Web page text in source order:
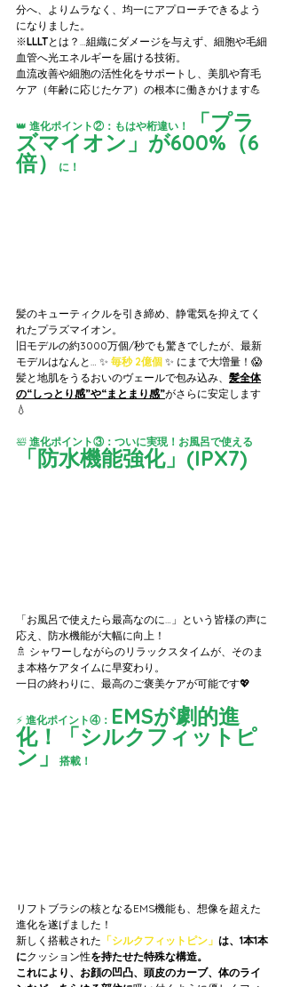
分へ、よりムラなく、均一にアプローチできるよう
になりました。
※LLLTとは？…組織にダメージを与えず、細胞や毛細
血管へ光エネルギーを届ける技術。
血流改善や細胞の活性化をサポートし、美肌や育毛
ケア（年齢に応じたケア）の根本に働きかけます💪
👑 進化ポイント②：もはや桁違い！ 「プラ
ズマイオン」が600%（6
倍） に！
髪のキューティクルを引き締め、静電気を抑えてく
れたプラズマイオン。
旧モデルの約3000万個/秒でも驚きでしたが、最新
モデルはなんと… ✨ 毎秒 2億個 ✨ にまで大増量！😱
髪と地肌をうるおいのヴェールで包み込み、 髪全体
の“しっとり感”や“まとまり感”がさらに安定します
💧
🛀 進化ポイント③：ついに実現！お風呂で使える
「防水機能強化」(IPX7)
「お風呂で使えたら最高なのに…」という皆様の声に
応え、防水機能が大幅に向上！
🚿 シャワーしながらのリラックスタイムが、そのま
ま本格ケアタイムに早変わり。
一日の終わりに、最高のご褒美ケアが可能です💖
⚡ 進化ポイント④： EMSが劇的進
化！「シルクフィットピ
ン」 搭載！
リフトブラシの核となるEMS機能も、想像を超えた
進化を遂げました！
新しく搭載された 「シルクフィットピン」 は、1本1本
にクッション性を持たせた特殊な構造。
これにより、お顔の凹凸、頭皮のカーブ、体のライ